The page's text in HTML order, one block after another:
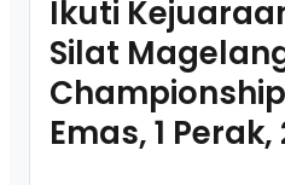
Ikuti
Silat
Emas, 1